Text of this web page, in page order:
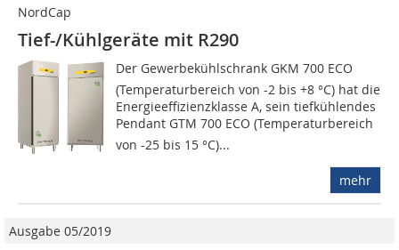
NordCap
Tief-/Kühlgeräte mit R290
Der Gewerbekühlschrank GKM 700 ECO
(Temperaturbereich von -2 bis +8 °C) hat die
Energieeffizienzklasse A, sein tiefkühlendes
Pendant GTM 700 ECO (Temperaturbereich
von -25 bis 15 °C)...
mehr
Ausgabe 05/2019